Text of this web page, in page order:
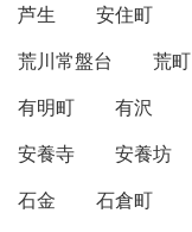
芦生
安住町
荒川常盤台
荒町
有明町
有沢
安養寺
安養坊
石金
石倉町